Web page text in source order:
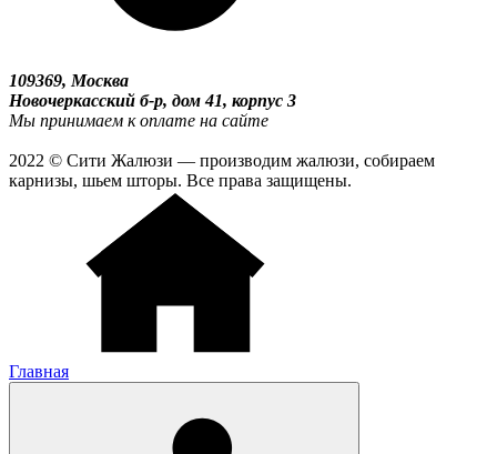
109369, Москва
Новочеркасский б-р, дом 41, корпус 3
Мы принимаем к оплате на сайте
2022 © Сити Жалюзи — производим жалюзи, собираем
карнизы, шьем шторы. Все права защищены.
Главная